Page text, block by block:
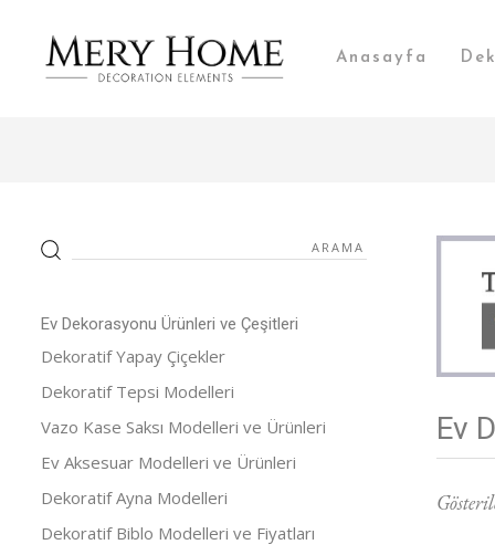
Anasayfa
Ev Dekorasyonu Ürünleri ve Çeşitleri
Dekoratif Yapay Çiçekler
Dekoratif Tepsi Modelleri
Vazo Kase Saksı Modelleri ve Ürünleri
Ev Aksesuar Modelleri ve Ürünleri
Dekoratif Ayna Modelleri
Dekoratif Biblo Modelleri ve Fiyatları
Ev